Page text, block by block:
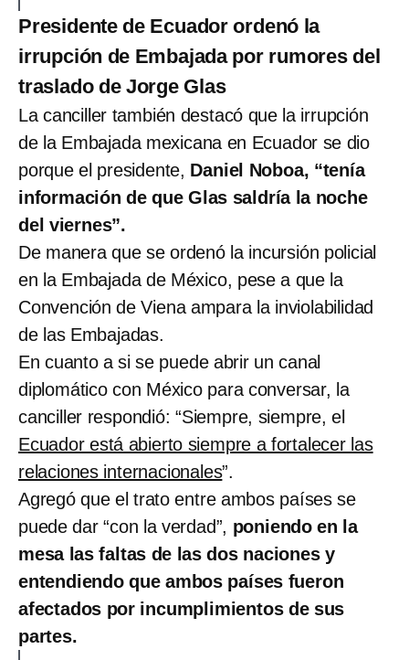
Presidente de Ecuador ordenó la
irrupción de Embajada por rumores del
traslado de Jorge Glas
La canciller también destacó que la irrupción
de la Embajada mexicana en Ecuador se dio
porque el presidente, Daniel Noboa, “tenía
información de que Glas saldría la noche
del viernes”.
De manera que se ordenó la incursión policial
en la Embajada de México, pese a que la
Convención de Viena ampara la inviolabilidad
de las Embajadas.
En cuanto a si se puede abrir un canal
diplomático con México para conversar, la
canciller respondió: “Siempre, siempre, el
Ecuador está abierto siempre a fortalecer las
relaciones internacionales”.
Agregó que el trato entre ambos países se
puede dar “con la verdad”, poniendo en la
mesa las faltas de las dos naciones y
entendiendo que ambos países fueron
afectados por incumplimientos de sus
partes.